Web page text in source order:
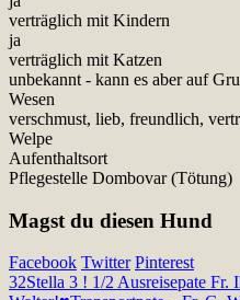
verträglich mit Kindern
ja
verträglich mit Katzen
unbekannt - kann es aber auf
Wesen
verschmust, lieb, freundlich,
Welpe
Aufenthaltsort
Pflegestelle Dombovar (Tötung)
Magst du diesen Hund
Facebook Twitter Pinterest
32Stella 3 ! 1/2 Ausreisepate Fr.